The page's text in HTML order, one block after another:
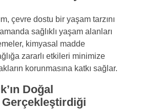
çevre dostu bir yaşam tarzını
sağlıklı yaşam alanları
kimyasal madde
zararlı etkileri minimize
korunmasına katkı sağlar.
Doğal